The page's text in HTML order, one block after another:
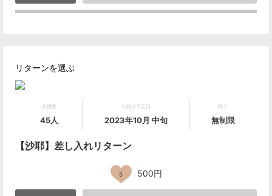
リターンを選ぶ
支援数
45人
お届け予定日
2023年10月 中旬
残り
無制限
【沙耶】差し入れリターン
5 500円